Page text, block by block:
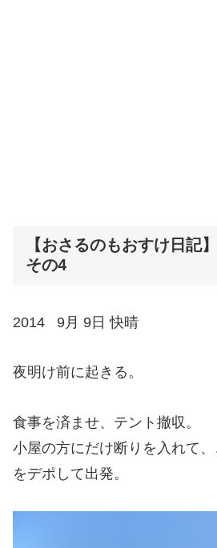
【おさるのもおすけ日記
その4
2014 9月 9日 快晴
夜明け前に起きる。
食事を済ませ、テント撤収。
小屋の方にだけ断りを入れて
をデポして出発。